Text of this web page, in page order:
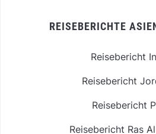
REISEBERICHTE
Reisebericht
Reisebericht
Reisebericht
Reisebericht Ras